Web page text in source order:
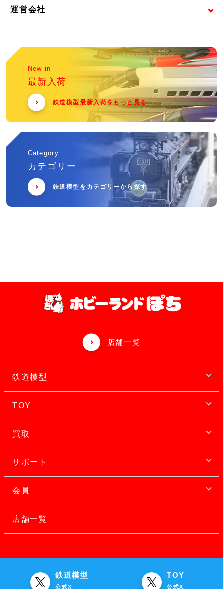
運営会社
New in
最新入荷
鉄道模型最新入荷をもっと見る
Category
カテゴリー
鉄道模型をカテゴリーから探す
店舗一覧
鉄道模型
TOY
買取
サポート
会員
店舗一覧
鉄道模型
公式X
TOY
公式X